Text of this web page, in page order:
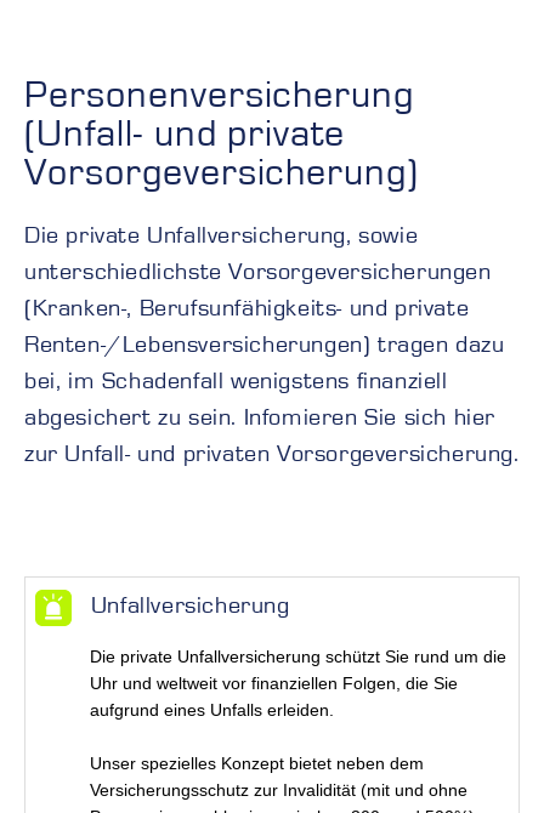
Personenversicherung
(Unfall- und private
Vorsorgeversicherung)
Die private Unfallversicherung, sowie
unterschiedlichste Vorsorgeversicherungen
(Kranken-, Berufsunfähigkeits- und private
Renten-/Lebensversicherungen) tragen dazu
bei, im Schadenfall wenigstens finanziell
abgesichert zu sein. Infomieren Sie sich hier
zur Unfall- und privaten Vorsorgeversicherung.
Unfallversicherung
Die private Unfallversicherung schützt Sie rund um die
Uhr und weltweit vor finanziellen Folgen, die Sie
aufgrund eines Unfalls erleiden.
Unser spezielles Konzept bietet neben dem
Versicherungsschutz zur Invalidität (mit und ohne